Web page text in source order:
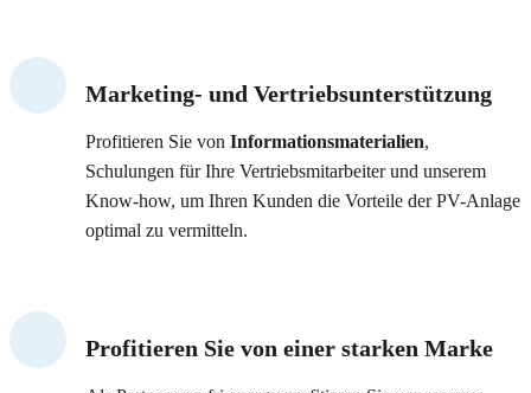
Marketing- und Vertriebsunterstützung
Profitieren Sie von Informationsmaterialien,
Schulungen für Ihre Vertriebsmitarbeiter und unserem
Know-how, um Ihren Kunden die Vorteile der PV-Anlage
optimal zu vermitteln.
Profitieren Sie von einer starken Marke